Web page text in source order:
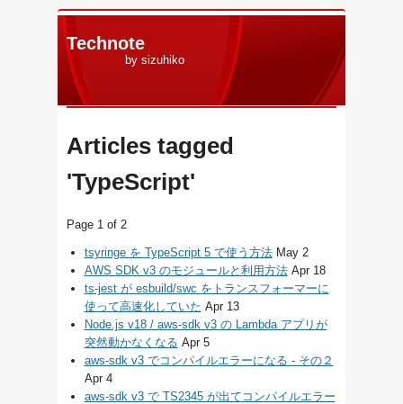
Technote
by sizuhiko
Articles tagged
'TypeScript'
Page 1 of 2
tsyringe を TypeScript 5 で使う方法 May 2
AWS SDK v3 のモジュールと利用方法 Apr 18
ts-jest が esbuild/swc をトランスフォーマーに
使って高速化していた Apr 13
Node.js v18 / aws-sdk v3 の Lambda アプリが
突然動かなくなる Apr 5
aws-sdk v3 でコンパイルエラーになる - その２
Apr 4
aws-sdk v3 で TS2345 が出てコンパイルエラー